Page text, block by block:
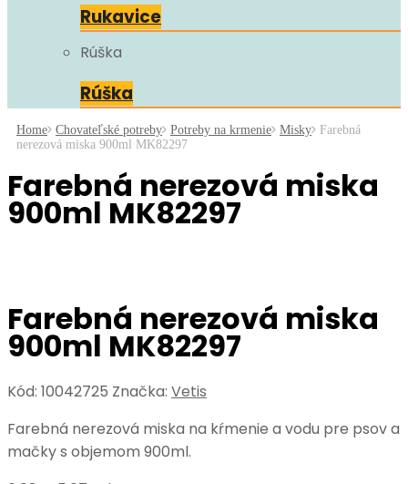
Rukavice
Rúška
Rúška
Home Chovateľské potreby Potreby na krmenie Misky
Farebná
nerezová miska 900ml MK82297
Farebná nerezová miska
900ml MK82297
Farebná nerezová miska
900ml MK82297
Kód: 10042725 Značka: Vetis
Farebná nerezová miska na kŕmenie a vodu pre psov a
mačky s objemom 900ml.